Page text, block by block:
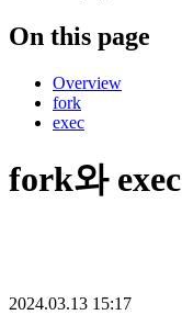
On this page
Overview
fork
exec
fork와 exec
2024.03.13 15:17